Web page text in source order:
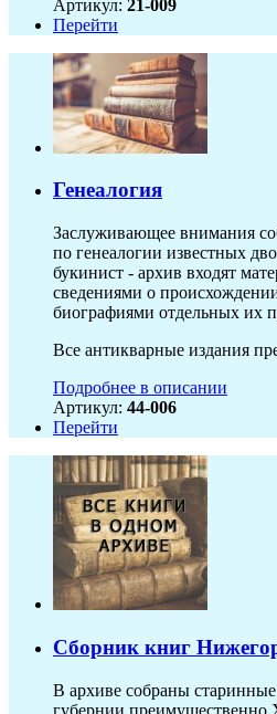
Артикул: 21-009
Перейти
Генеалогия
Заслуживающее внимания
по генеалогии известных
букинист - архив входят
сведениями о
биографиями отдельных их
Все антикварные издания
Подробнее в описании
Артикул: 44-006
Перейти
Сборник книг
В архиве собраны
губернии